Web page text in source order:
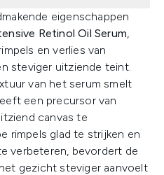
eigenschappen
Retinol Oil Serum,
en verlies van
steviger uitziende teint.
van het serum smelt
een precursor van
canvas te
rimpels glad te strijken en
verbeteren, bevordert de
gezicht steviger aanvoelt